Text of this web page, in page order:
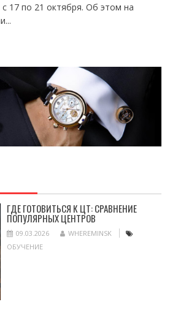
17 по 21 октября. Об этом на
ГДЕ ГОТОВИТЬСЯ К ЦТ: СРАВНЕНИЕ
ПОПУЛЯРНЫХ ЦЕНТРОВ
09.03.2026
WHEREMINSK
ОБУЧЕНИЕ